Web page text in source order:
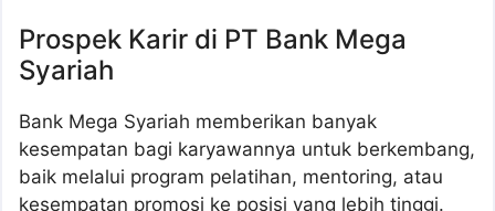
Prospek Karir di PT Bank Mega
Syariah
Bank Mega Syariah memberikan banyak
kesempatan bagi karyawannya untuk berkembang,
baik melalui program pelatihan, mentoring, atau
kesempatan promosi ke posisi yang lebih tinggi.